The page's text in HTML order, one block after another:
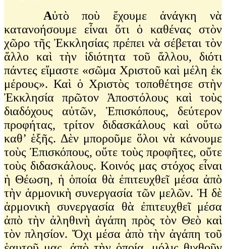
Αὐτὸ ποὺ ἔχουμε ἀνάγκη νὰ
κατανοήσουμε εἶναι ὅτι ὁ καθένας στὸν
χῶρο τῆς Ἐκκλησίας πρέπει νὰ σέβεται τὸν
ἄλλο καὶ τὴν ἰδιότητα τοῦ ἄλλου, διότι
πάντες εἴμαστε «σῶμα Χριστοῦ καὶ μέλη ἐκ
μέρους». Καὶ ὁ Χριστὸς τοποθέτησε στὴν
Ἐκκλησία πρῶτον Ἀποστόλους καὶ τοὺς
διαδόχους αὐτῶν, Ἐπισκόπους, δεύτερον
προφήτας, τρίτον διδασκάλους καὶ οὕτω
καθ’ ἑξῆς. Δὲν μποροῦμε ὅλοι νὰ κάνουμε
τοὺς Ἐπισκόπους, οὔτε τοὺς προφῆτες, οὔτε
τοὺς διδασκάλους. Κοινός μας στόχος εἶναι
ἡ Θέωση, ἡ ὁποία θὰ ἐπιτευχθεῖ μέσα ἀπὸ
τὴν ἁρμονικὴ συνεργασία τῶν μελῶν. Ἡ δὲ
ἁρμονικὴ συνεργασία θὰ ἐπιτευχθεῖ μέσα
ἀπὸ τὴν ἀληθινὴ ἀγάπη πρὸς τὸν Θεὸ καὶ
τὸν πλησίον. Ὄχι μέσα ἀπὸ τὴν ἀγάπη τοῦ